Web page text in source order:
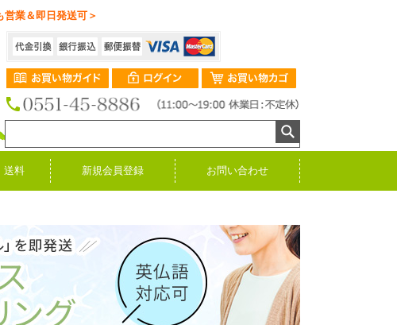
業＆即日発送可＞
送料 新規会員登録 お問い合わせ